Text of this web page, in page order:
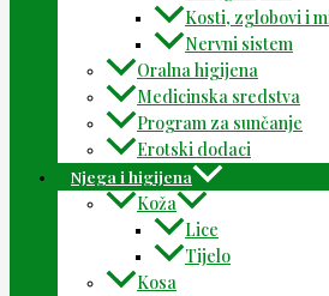
Kosti, zglobovi i
Nervni sistem
Oralna higijena
Medicinska sredstva
Program za sunčanje
Erotski dodaci
Njega i higijena
Koža
Lice
Tijelo
Kosa